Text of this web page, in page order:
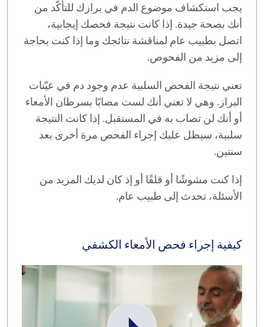
يجب استكشاف موضوع الدم في برازك للتأكّد من
أنك بصحة جيدة. إذا كانت نتيجة فحصك إيجابية،
اتصل بطبيب عام لمناقشة نتائجك وما إذا كنت بحاجة
إلى مزيد من الفحوص.
تعني نتيجة الفحص السلبية عدم وجود دم في عيّنات
البراز. وهي لا تعني أنك لست مصابًا بسرطان الأمعاء
أو أنك لن تصاب به في المستقبل. إذا كانت النتيجة
سلبية، سيظل عليك إجراء الفحص مرة أخرى بعد
سنتين.
إذا كنت مشوشًا أو قلقًا أو إذ كان لديك المزيد من
الأسئلة، تحدث إلى طبيب عام.
كيفية إجراء فحص الأمعاء الكشفي